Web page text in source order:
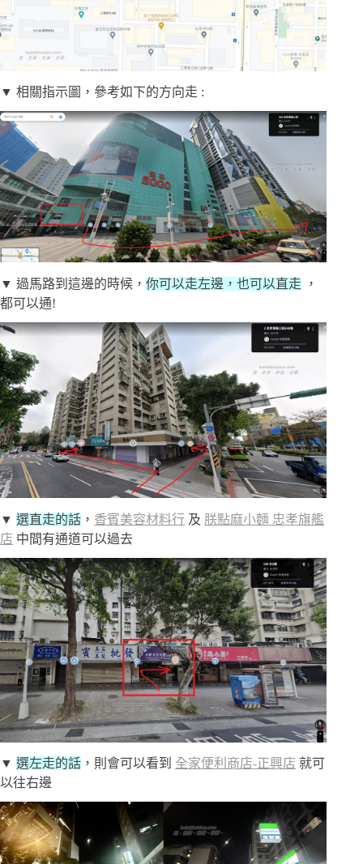
▼ 相關指示圖，參考如下的方向走 :
▼ 過馬路到這邊的時候， 你可以走左邊，也可以直走 ，
都可以通!
▼ 選直走的話 ， 香賓美容材料行 及 朕點麻小麵 忠孝旗艦
店 中間有通道可以過去
▼ 選左走的話 ，則會可以看到 全家便利商店-正興店 就可
以往右邊